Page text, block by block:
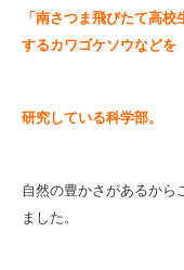
「南さつま飛びたて高
するカワゴケソウなどを
研究している科学部。
自然の豊かさがあるから
ました。